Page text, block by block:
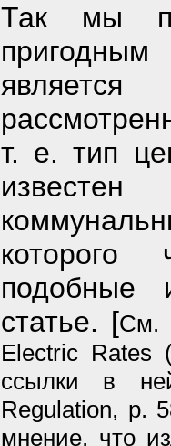
Так мы
т. е. тип
которого
подобные
статье. [См.
Electric Rates
ссылки в
Regulation, p.
мнение, что